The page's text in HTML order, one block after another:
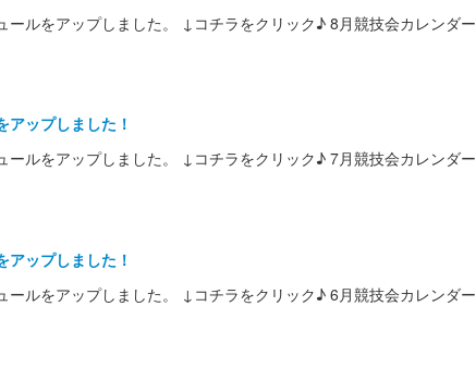
ールをアップしました。 ↓コチラをクリック♪ 8月競技会カレンダー
ップしました！
ールをアップしました。 ↓コチラをクリック♪ 7月競技会カレンダー
ップしました！
ールをアップしました。 ↓コチラをクリック♪ 6月競技会カレンダー